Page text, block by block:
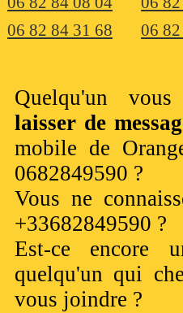
06 82 84 31 68
06
Quelqu'un vous
laisser de
mobile de
0682849590 ?
Vous ne
+33682849590 ?
Est-ce encore
quelqu'un qui
vous joindre ?